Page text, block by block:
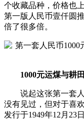
个收藏品种，价格也
第一版人民币壹仟圆
倍了很多倍。
1000元运煤与耕田
说起这张第一套人
没有见过，但对于喜
发行于1949年12月23